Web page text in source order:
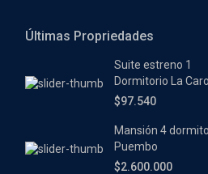
Últimas Propriedades
Suite estreno 1
Dormitorio La
$97.540
Mansión 4
Puembo
$2.600.000